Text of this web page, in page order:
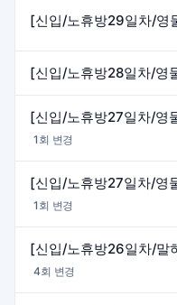
1회 변경
1회 변경
4회 변경